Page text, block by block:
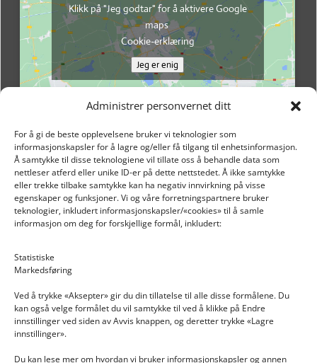
Administrer personvernet ditt
For å gi de beste opplevelsene bruker vi teknologier som
informasjonskapsler for å lagre og/eller få tilgang til enhetsinformasjon.
Å samtykke til disse teknologiene vil tillate oss å behandle data som
nettleser atferd eller unike ID-er på dette nettstedet. Å ikke samtykke
eller trekke tilbake samtykke kan ha negativ innvirkning på visse
egenskaper og funksjoner. Vi og våre forretningspartnere bruker
teknologier, inkludert informasjonskapsler/«cookies» til å samle
informasjon om deg for forskjellige formål, inkludert:
Statistiske
Markedsføring
Ved å trykke «Aksepter» gir du din tillatelse til alle disse formålene. Du
kan også velge formålet du vil samtykke til ved å klikke på Endre
innstillinger ved siden av Avvis knappen, og deretter trykke «Lagre
innstillinger».
Du kan lese mer om hvordan vi bruker informasjonskapsler og annen
Klikk på "Jeg godtar" for å aktivere Google
maps
Cookie-erklæring
Jeg er enig